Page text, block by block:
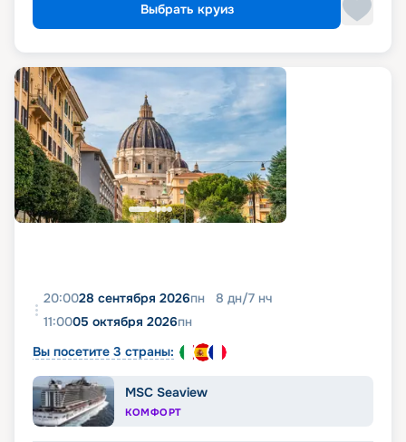
Выбрать круиз
20:0028 сентября 2026пн 8 дн/7 нч
11:0005 октября 2026пн
Вы посетите 3 страны:
MSC Seaview
КОМФОРТ